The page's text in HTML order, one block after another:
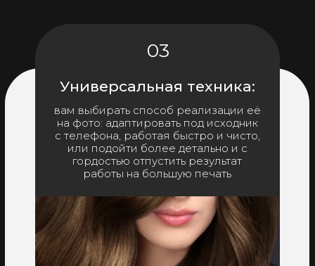
Универсальная техника:
вам выбирать способ реализации её
на фото: адаптировать под исходник
с телефона, работая быстро и чисто,
или подойти более детально и с
гордостью отпустить результат
работы на большую печать
03